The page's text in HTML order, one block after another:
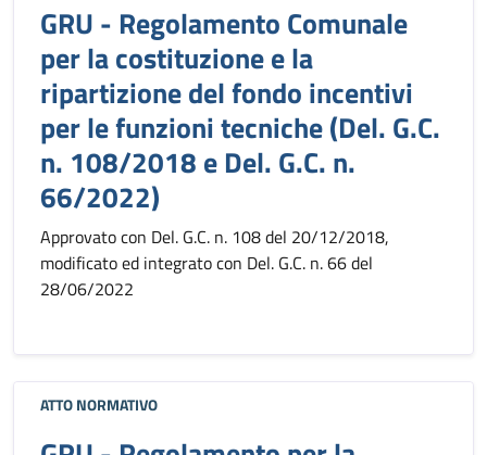
GRU - Regolamento Comunale
per la costituzione e la
ripartizione del fondo incentivi
per le funzioni tecniche (Del. G.C.
n. 108/2018 e Del. G.C. n.
66/2022)
Approvato con Del. G.C. n. 108 del 20/12/2018,
modificato ed integrato con Del. G.C. n. 66 del
28/06/2022
ATTO NORMATIVO